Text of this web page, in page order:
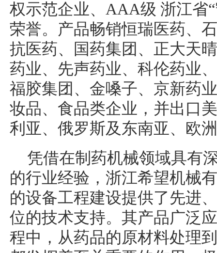
权示范企业、AAA级 浙江省
荣誉。产品畅销恒瑞医药、
抗医药、国药集团、正大天
药业、先声药业、科伦药业
福胶集团、金嗓子、京新药
妆品、食品类企业，并出口
利亚、俄罗斯及东南亚、欧
凭借在制药机械领域具有
的行业经验，浙江希望机械
的设备工程建设提供了先进
位的技术支持。其产品广泛
程中，从药品的原材料处理